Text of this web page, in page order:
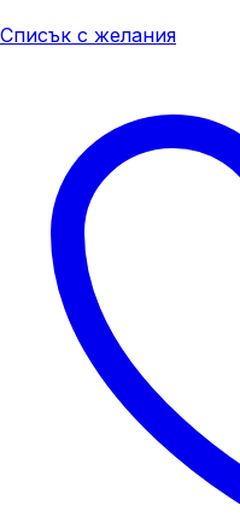
Списък с желания